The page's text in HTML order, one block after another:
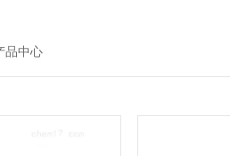
品中心